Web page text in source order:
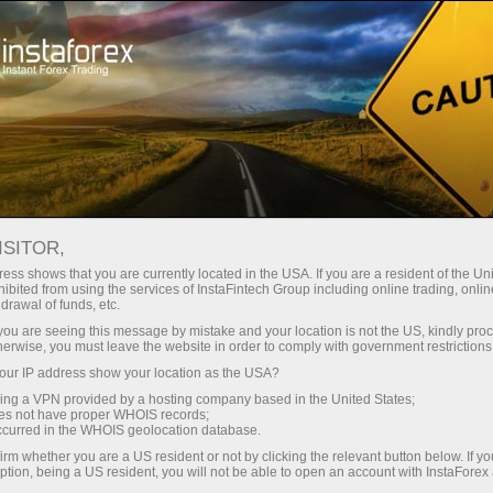
Com a InstaForex, você obtém
realmente competitivas:
alavancagem de até 1:5000,
alguns dos melhores spreads e
comissões do mercado, e
condições vantajosas para
negociar ações e índices.
Spreads mínimos — lucro máximo
Bônus de 30%
para cada depósito
Velocidade
no trading e na estrada
shows that you are currently located in the USA. If you are a resident of the
from using the services of InstaFintech Group including online trading,
of funds, etc.
are seeing this message by mistake and your location is not the US, kindly
you must leave the website in order to comply with government
IP address show your location as the USA?
a VPN provided by a hosting company based in the United States;
not have proper WHOIS records;
in the WHOIS geolocation database.
whether you are a US resident or not by clicking the relevant button below. If
being a US resident, you will not be able to open an account with InstaForex